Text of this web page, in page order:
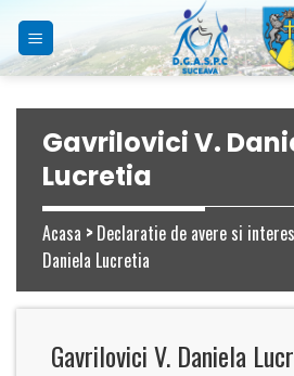
content
Gavrilovici V.
Lucretia
Acasa >Declaratie de avere si interes
Daniela Lucretia
Gavrilovici V. Daniela